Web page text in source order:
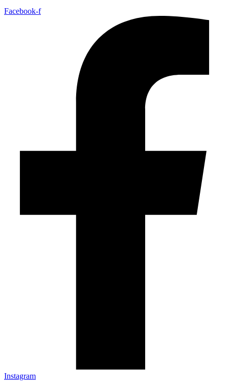
Facebook-f
Instagram